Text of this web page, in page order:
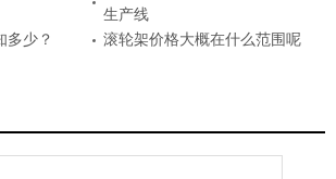
生产线
多少？
滚轮架价格大概在什么范围呢